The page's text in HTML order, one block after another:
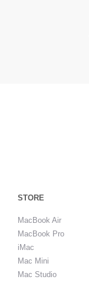
STORE
MacBook Air
MacBook Pro
iMac
Mac Mini
Mac Studio